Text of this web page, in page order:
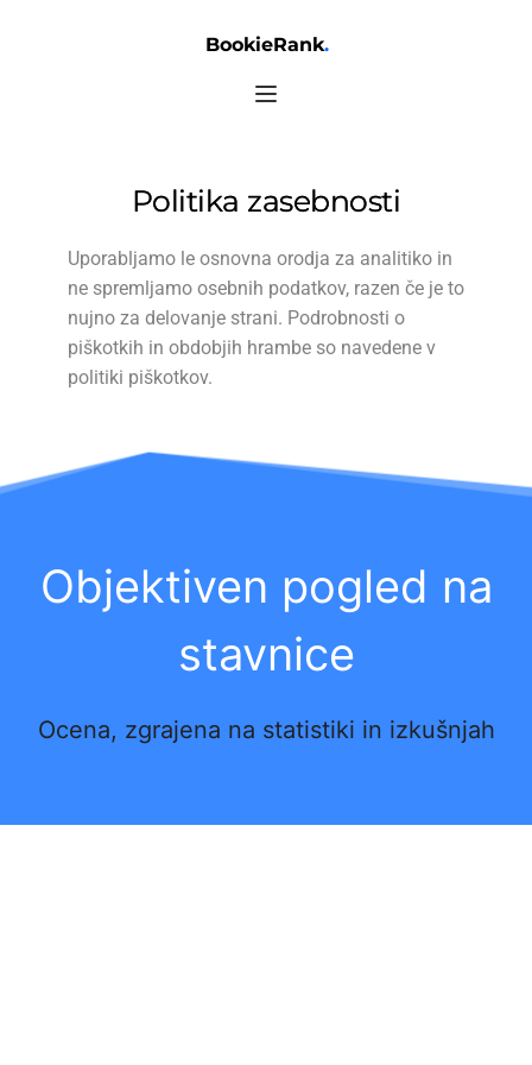
BookieRank.
Politika zasebnosti
Uporabljamo le osnovna orodja za analitiko in
ne spremljamo osebnih podatkov, razen če je to
nujno za delovanje strani. Podrobnosti o
piškotkih in obdobjih hrambe so navedene v
politiki piškotkov.
Objektiven pogled na
stavnice
Ocena, zgrajena na statistiki in izkušnjah